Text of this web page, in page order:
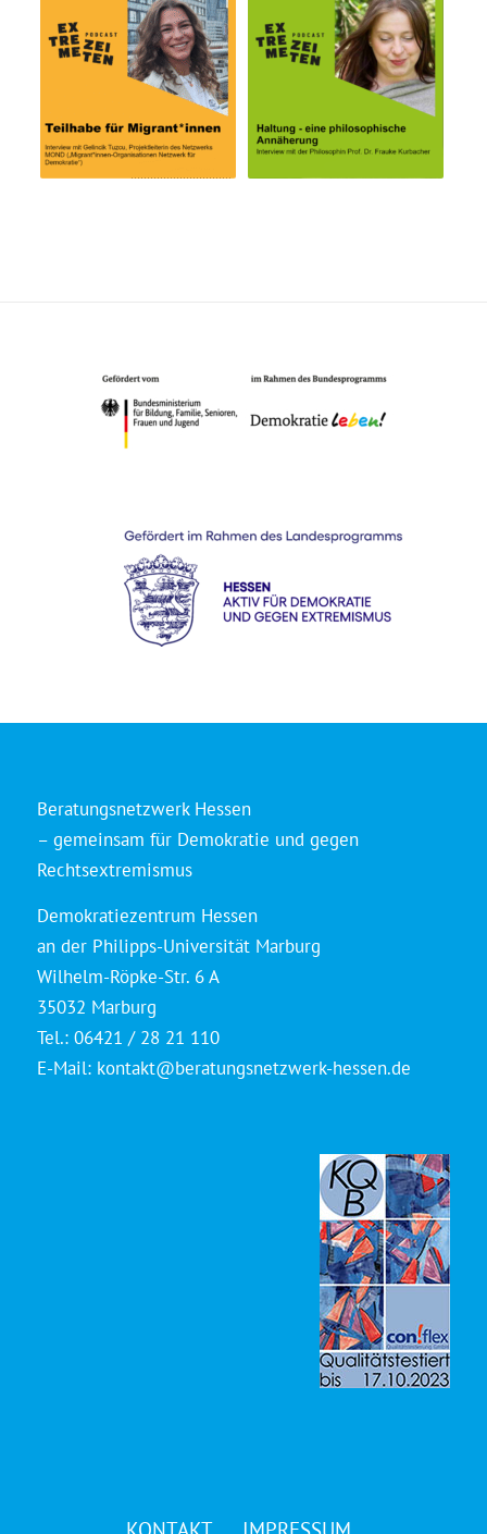
Beratungsnetzwerk Hessen
– gemeinsam für Demokratie und gegen
Rechtsextremismus
Demokratiezentrum Hessen
an der Philipps-Universität Marburg
Wilhelm-Röpke-Str. 6 A
35032 Marburg
Tel.: 06421 / 28 21 110
E-Mail: kontakt@beratungsnetzwerk-hessen.de